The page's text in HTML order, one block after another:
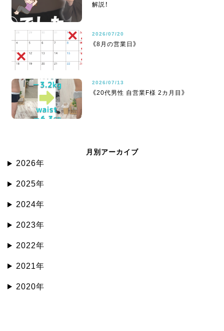
解説！
2026/07/20
《8月の営業日》
2026/07/13
《20代男性 自営業F様 2カ月目》
月別アーカイブ
2026年
2025年
2024年
2023年
2022年
2021年
2020年